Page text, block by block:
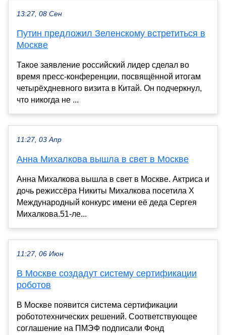
13:27, 08 Сен
Путин предложил Зеленскому встретиться в
Москве
Такое заявление российский лидер сделал во
время пресс-конференции, посвящённой итогам
четырёхдневного визита в Китай. Он подчеркнул,
что никогда не ...
11:27, 03 Апр
Анна Михалкова вышла в свет в Москве
Анна Михалкова вышла в свет в Москве. Актриса и
дочь режиссёра Никиты Михалкова посетила X
Международный конкурс имени её деда Сергея
Михалкова.51-ле...
11:27, 06 Июн
В Москве создадут систему сертификации
роботов
В Москве появится система сертификации
робототехнических решений. Соответствующее
соглашение на ПМЭФ подписали Фонд